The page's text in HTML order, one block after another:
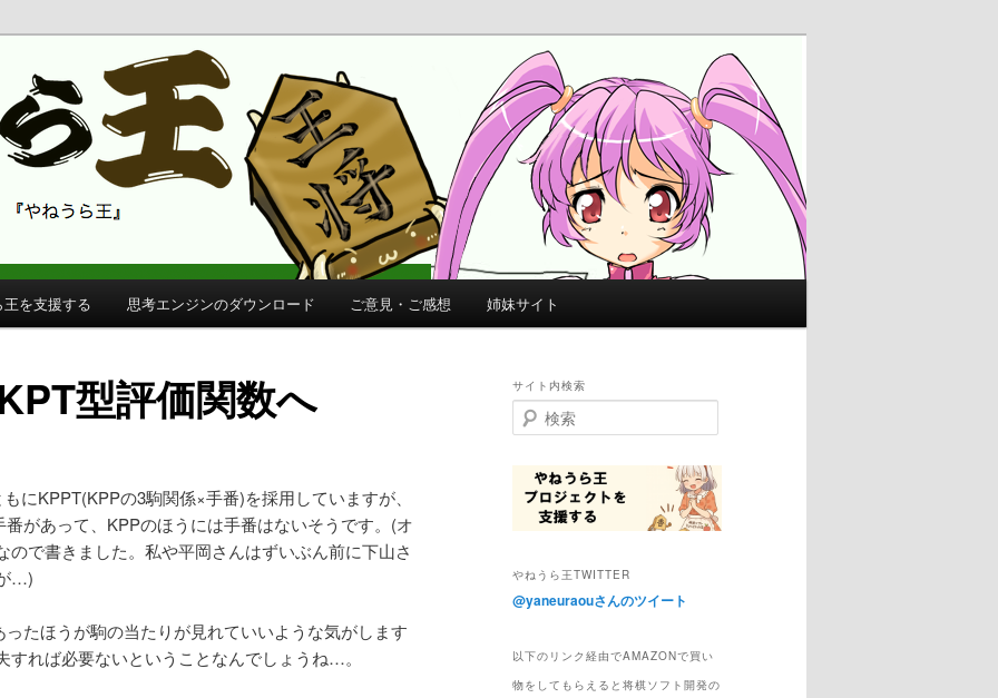
サイト
を支援する 思考エンジンのダウンロード ご意見・ご感想 姉妹サイト
型評価関数へ
にKPPT(KPPの3駒関係×手番)を採用していますが、
があって、KPPのほうには手番はないそうです。(オ
ので書きました。私や平岡さんはずいぶん前に下山さ
…)
たほうが駒の当たりが見れていいような気がします
すれば必要ないということなんでしょうね…。
サイト内検索
検
索
やねうら王TWITTER
@yaneuraouさんのツイート
以下のリンク経由でAMAZONで買い
物をしてもらえると将棋ソフト開発の